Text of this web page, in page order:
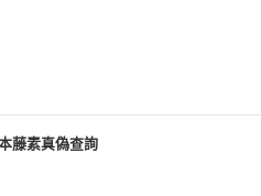
藤素真偽查詢